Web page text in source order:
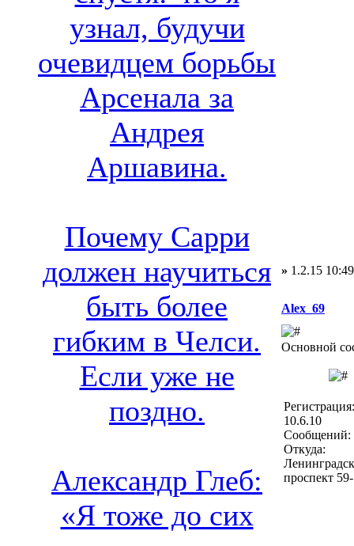
узнал, будучи
очевидцем борьбы
Арсенала за
Андрея
Аршавина.
Почему Сарри
должен научиться
быть более
гибким в Челси.
Если уже не
поздно.
Александр Глеб:
«Я тоже до сих
» 1.2.15 10:49
Alex_69
Основной
Регистрация:
10.6.10
Сообщений:
Откуда:
проспект